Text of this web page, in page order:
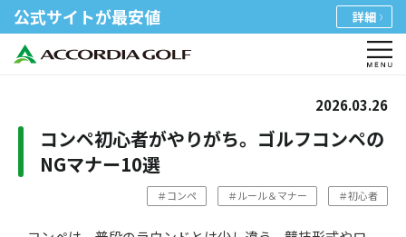
公式サイトが最安値 詳細
2026.03.26
コンペ初心者がやりがち。ゴルフコンペの
NGマナー10選
＃コンペ ＃ルール＆マナー ＃初心者